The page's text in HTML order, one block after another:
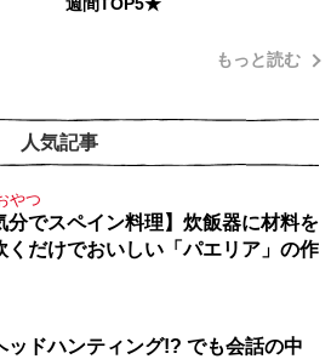
週間TOP5★
もっと読む
人気記事
やつ
分でスペイン料理】炊飯器に材料を
くだけでおいしい「パエリア」の作
ッドハンティング!? でも会話の中